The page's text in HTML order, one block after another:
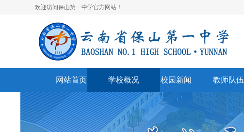
欢迎访问保山第一中学官方网站！
网站首页 学校概况
学校简介
领导班子
校园新闻
校园快讯
一中视听
教师队伍
学科建设
名师风采